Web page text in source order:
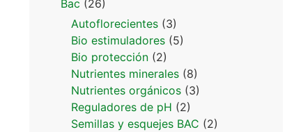
Bac (26)
Autoflorecientes (3)
Bio estimuladores (5)
Bio protección (2)
Nutrientes minerales (8)
Nutrientes orgánicos (3)
Reguladores de pH (2)
Semillas y esquejes BAC (2)